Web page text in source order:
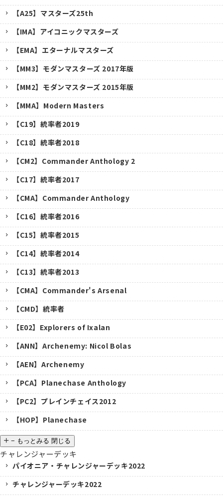
キャンセル
【A25】マスターズ25th
【IMA】アイコニックマスターズ
【EMA】エターナルマスターズ
【MM3】モダンマスターズ 2017年版
【MM2】モダンマスターズ 2015年版
【MMA】Modern Masters
【C19】統率者2019
【C18】統率者2018
【CM2】Commander Anthology 2
【C17】統率者2017
【CMA】Commander Anthology
【C16】統率者2016
【C15】統率者2015
【C14】統率者2014
【C13】統率者2013
【CMA】Commander's Arsenal
【CMD】統率者
【E02】Explorers of Ixalan
【ANN】Archenemy: Nicol Bolas
【AEN】Archenemy
【PCA】Planechase Anthology
【PC2】プレインチェイス2012
【HOP】Planechase
− もっとみる 閉じる
チャレンジャーデッキ
パイオニア・チャレンジャーデッキ2022
チャレンジャーデッキ2022